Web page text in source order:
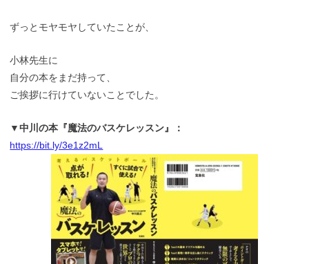
ずっとモヤモヤしていたことが、
小林先生に
自分の本をまだ持って、
ご挨拶に行けていないことでした。
▼中川の本『魔法のバスケレッスン』：
https://bit.ly/3e1z2mL